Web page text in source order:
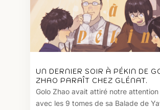
UN DERNIER SOIR À PÉKIN DE
ZHAO PARAÎT CHEZ GLÉNAT.
Golo Zhao avait attiré notre
avec les 9 tomes de sa Balade de